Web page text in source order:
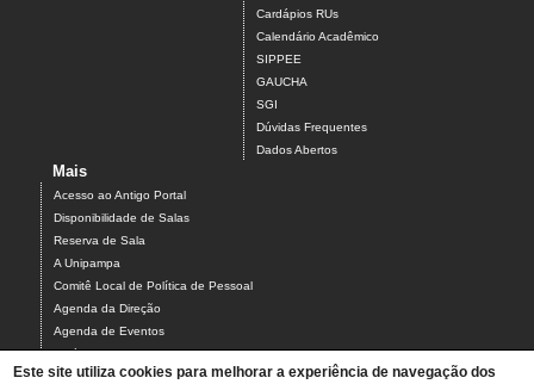
Cardápios RUs
Calendário Acadêmico
SIPPEE
GAUCHA
SGI
Dúvidas Frequentes
Dados Abertos
Mais
Acesso ao Antigo Portal
Disponibilidade de Salas
Reserva de Sala
A Unipampa
Comitê Local de Política de Pessoal
Agenda da Direção
Agenda de Eventos
Estágios
Relatório de Gestão
Este site utiliza cookies para melhorar a experiência de navegação dos